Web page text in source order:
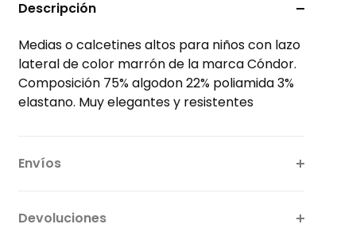
Descripción
Medias o calcetines altos para niños con lazo
lateral de color marrón de la marca Cóndor.
Composición 75% algodon 22% poliamida 3%
elastano. Muy elegantes y resistentes
Envíos
Devoluciones